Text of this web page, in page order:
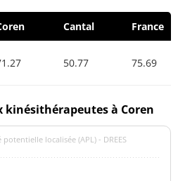
Cantal France
50.77 75.69
kinésithérapeutes à Coren
localisée (APL) - DREES